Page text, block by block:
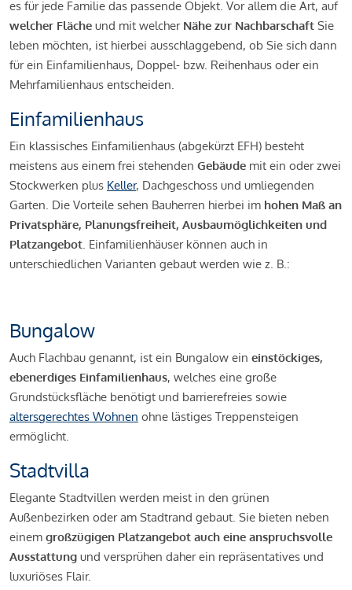
es für jede Familie das passende Objekt. Vor allem die Art, auf
welcher Fläche und mit welcher Nähe zur Nachbarschaft Sie
leben möchten, ist hierbei ausschlaggebend, ob Sie sich dann
für ein Einfamilienhaus, Doppel- bzw. Reihenhaus oder ein
Mehrfamilienhaus entscheiden.
Einfamilienhaus
Ein klassisches Einfamilienhaus (abgekürzt EFH) besteht
meistens aus einem frei stehenden Gebäude mit ein oder zwei
Stockwerken plus Keller, Dachgeschoss und umliegenden
Garten. Die Vorteile sehen Bauherren hierbei im hohen Maß an
Privatsphäre, Planungsfreiheit, Ausbaumöglichkeiten und
Platzangebot . Einfamilienhäuser können auch in
unterschiedlichen Varianten gebaut werden wie z. B.:
Bungalow
Auch Flachbau genannt, ist ein Bungalow ein einstöckiges,
ebenerdiges Einfamilienhaus, welches eine große
Grundstücksfläche benötigt und barrierefreies sowie
altersgerechtes Wohnen ohne lästiges Treppensteigen
ermöglicht.
Stadtvilla
Elegante Stadtvillen werden meist in den grünen
Außenbezirken oder am Stadtrand gebaut. Sie bieten neben
einem großzügigen Platzangebot auch eine anspruchsvolle
Ausstattung und versprühen daher ein repräsentatives und
luxuriöses Flair.